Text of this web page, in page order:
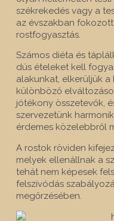
székrekedés vagy a
az évszakban
rostfogyasztás.
Számos diéta és
dús ételeket kell
alakunkat, elkerüljük
különböző
jótékony összetevők,
szervezetünk
érdemes közelebbről
A rostok röviden
melyek ellenállnak a
tehát nem képesek
felszívódás
megőrzésében.